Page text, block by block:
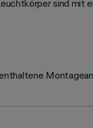
sind mit